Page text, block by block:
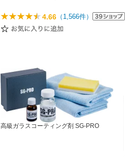
4.66 （ 1,566件）
高級ガラスコーティング剤 SG-PRO